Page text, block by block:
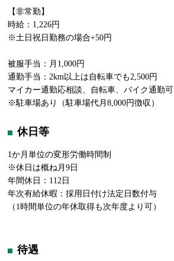
【非常勤】
時給：1,226円
※土日祝日勤務の場合+50円
被服手当：月1,000円
通勤手当：2km以上は自転車でも2,500円
マイカー通勤応相談、自転車、バイク通勤可
※駐車場あり（駐車場代月8,000円徴収）
休日等
1か月単位の変形労働時間制
※休日は概ね月9日
年間休日：112日
年次有給休暇：採用日付け法定日数付与
（1時間単位の年休取得も次年度より可）
待遇